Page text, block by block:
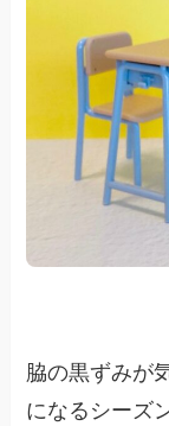
脇の黒ずみが
になるシーズ